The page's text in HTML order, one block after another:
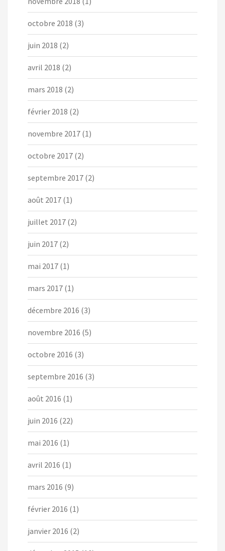
octobre 2018 (3)
juin 2018 (2)
avril 2018 (2)
mars 2018 (2)
février 2018 (2)
novembre 2017 (1)
octobre 2017 (2)
septembre 2017 (2)
août 2017 (1)
juillet 2017 (2)
juin 2017 (2)
mai 2017 (1)
mars 2017 (1)
décembre 2016 (3)
novembre 2016 (5)
octobre 2016 (3)
septembre 2016 (3)
août 2016 (1)
juin 2016 (22)
mai 2016 (1)
avril 2016 (1)
mars 2016 (9)
février 2016 (1)
janvier 2016 (2)